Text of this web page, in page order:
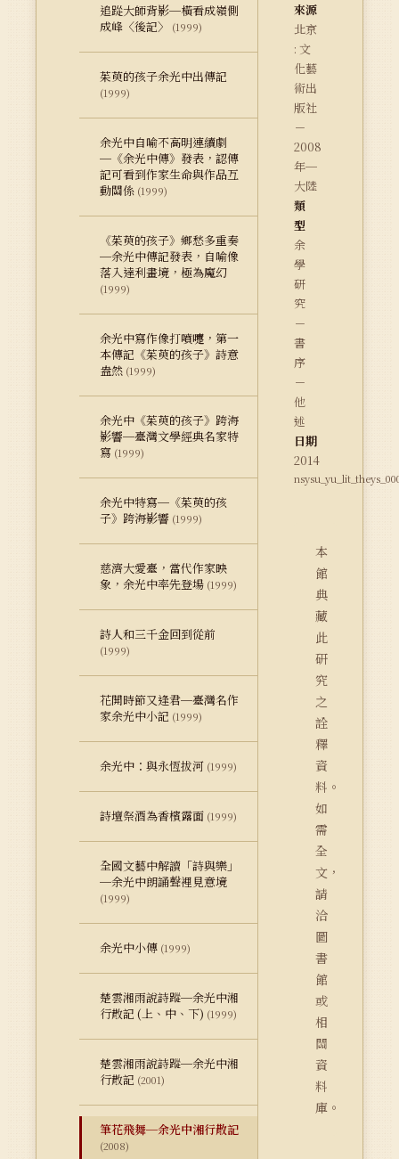
追踨大師背影─橫看成嶺側
成峰〈後記〉
(1999)
茱萸的孩子余光中出傳記
(1999)
余光中自喻不高明連續劇
─《余光中傳》發表，認傳
記可看到作家生命與作品互
動關係 (1999)
《茱萸的孩子》鄉愁多重奏
─余光中傳記發表，自喻像
落入達利畫境，極為魔幻
(1999)
余光中寫作像打噴嚏，第一
本傳記《茱萸的孩子》詩意
盎然 (1999)
余光中《茱萸的孩子》跨海
影響─臺灣文學經典名家特
寫 (1999)
余光中特寫─《茱萸的孩
子》跨海影響 (1999)
慈濟大愛臺，當代作家映
象，余光中率先登場 (1999)
詩人和三千金回到從前
(1999)
花開時節又逢君─臺灣名作
家余光中小記 (1999)
余光中：與永恆拔河 (1999)
詩壇祭酒為香檳露面 (1999)
全國文藝中解讀「詩與樂」
─余光中朗誦聲裡見意境
(1999)
余光中小傳 (1999)
楚雲湘雨說詩蹤─余光中湘
行散記 (上、中、下) (1999)
楚雲湘雨說詩蹤─余光中湘
行散記 (2001)
筆花飛舞─余光中湘行散記
(2008)
來源
北京
: 文
化藝
術出
版社
－
2008
年─
大陸
類
型
余
學
研
究
－
書
序
－
他
述
日期
2014
本
館
典
藏
此
研
究
之
詮
釋
資
料。
如
需
全
文，
請
洽
圖
書
館
或
相
關
資
料
庫。